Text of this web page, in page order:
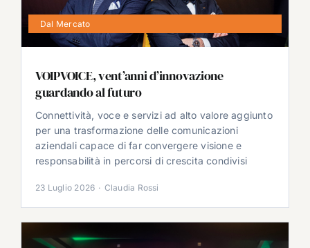
Dal Mercato
VOIPVOICE, vent’anni d’innovazione
guardando al futuro
Connettività, voce e servizi ad alto valore aggiunto
per una trasformazione delle comunicazioni
aziendali capace di far convergere visione e
responsabilità in percorsi di crescita condivisi
23 Luglio 2026 · Claudia Rossi